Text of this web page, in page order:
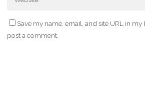
Save my name, email, and site URL in
post a comment.